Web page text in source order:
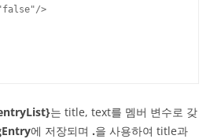
>
는 title, text를 멤버 변수로 갖
에 저장되며 .을 사용하여 title과